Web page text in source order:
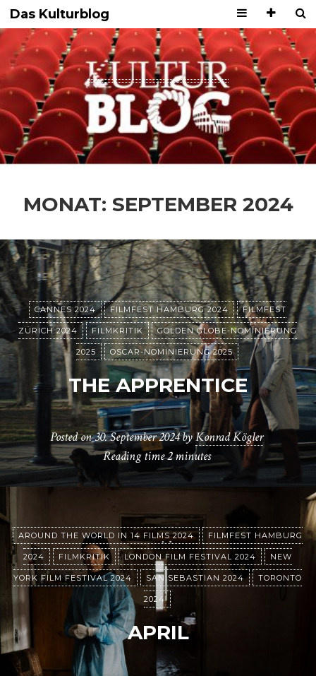
Das Kulturblog
MONAT: SEPTEMBER 2024
CANNES 2024 FILMFEST HAMBURG 2024 FILMFEST
ZÜRICH 2024 FILMKRITIK GOLDEN GLOBE-NOMINIERUNG
2025 OSCAR-NOMINIERUNG 2025
THE APPRENTICE
Posted on30. September 2024byKonrad Kögler
Reading time2 minutes
AROUND THE WORLD IN 14 FILMS 2024 FILMFEST HAMBURG
2024 FILMKRITIK LONDON FILM FESTIVAL 2024 NEW
YORK FILM FESTIVAL 2024 SAN SEBASTIAN 2024 TORONTO
2024
APRIL